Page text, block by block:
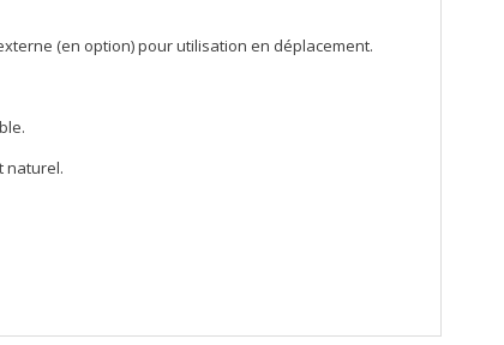
(en option) pour utilisation en déplacement.
naturel.